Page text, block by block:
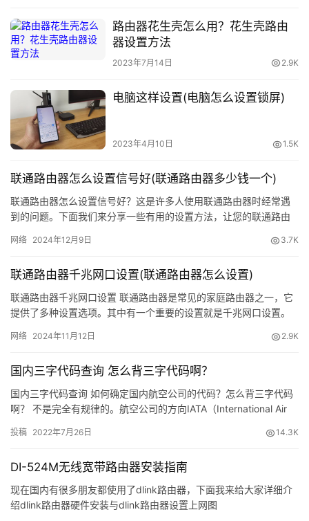
由
器
百
牌
路
器
更
路由器花生壳怎么用？花生壳路由
器设置方法
2023年7月14日 2.9K
电脑这样设置(电脑怎么设置锁屏)
2023年4月10日 1.5K
联通路由器怎么设置信号好(联通路由器多少钱一个)
联通路由器怎么设置信号好？这是许多人使用联通路由器时经常遇
到的问题。下面我们来分享一些有用的设置方法，让您的联通路由
的…
网络 2024年12月9日 3.7K
联通路由器千兆网口设置(联通路由器怎么设置)
联通路由器千兆网口设置 联通路由器是常见的家庭路由器之一，它
提供了多种设置选项。其中有一个重要的设置就是千兆网口设置。
页…
网络 2024年11月12日 2.9K
国内三字代码查询 怎么背三字代码啊？
国内三字代码查询 如何确定国内航空公司的代码？怎么背三字代码
啊？ 不是完全有规律的。航空公司的方向IATA（International Air
投稿 2022年7月26日 14.3K
DI-524M无线宽带路由器安装指南
现在国内有很多朋友都使用了dlink路由器，下面我来给大家详细介
绍dlink路由器硬件安装与dlink路由器设置上网图